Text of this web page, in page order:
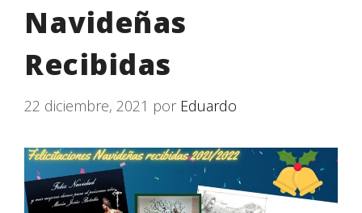
Navideñas
Recibidas
22 diciembre, 2021 por Eduardo